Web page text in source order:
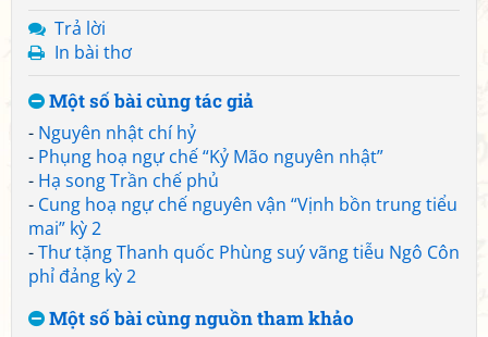
Trả lời
In bài thơ
Một số bài cùng tác giả
- Nguyên nhật chí hỷ
- Phụng hoạ ngự chế “Kỷ Mão nguyên nhật”
- Hạ song Trần chế phủ
- Cung hoạ ngự chế nguyên vận “Vịnh bồn trung tiểu
mai” kỳ 2
-Thư tặng Thanh quốc Phùng suý vãng tiễu Ngô Côn
phỉ đảng kỳ 2
Một số bài cùng nguồn tham khảo